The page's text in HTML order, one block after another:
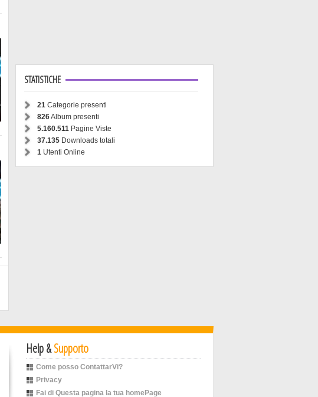
STATISTICHE
21 Categorie presenti
826Album presenti
5.160.511 Pagine Viste
37.135 Downloads totali
1 Utenti Online
Help &Supporto
Come posso ContattarVi?
Privacy
Fai di Questa pagina la tua homePage